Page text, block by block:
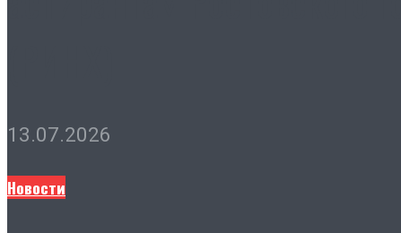
13.07.2026
Новости